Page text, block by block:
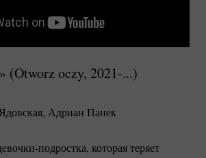
(Otworz oczy, 2021-...)
Адриан Панек
подростка, которая теряет